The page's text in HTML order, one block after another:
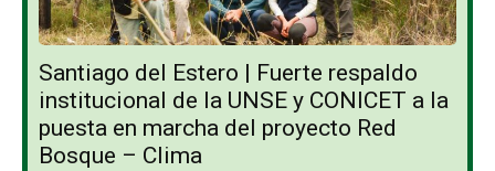
Santiago del Estero | Fuerte respaldo
institucional de la UNSE y CONICET a la
puesta en marcha del proyecto Red
Bosque – Clima